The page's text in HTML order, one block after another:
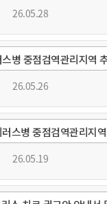
26.05.28
병 중점검역관리지역
26.05.26
스병 중점검역관리지
26.05.19